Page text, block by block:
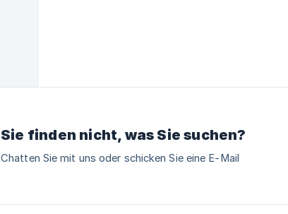
Sie finden nicht, was Sie suchen?
Chatten Sie mit uns oder schicken Sie eine E-Mail